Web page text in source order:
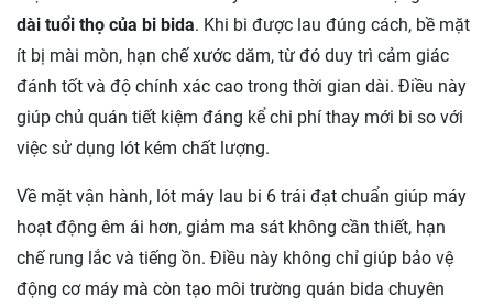
dài tuổi thọ của bi bida. Khi bi được lau đúng cách, bề mặt
ít bị mài mòn, hạn chế xước dăm, từ đó duy trì cảm giác
đánh tốt và độ chính xác cao trong thời gian dài. Điều này
giúp chủ quán tiết kiệm đáng kể chi phí thay mới bi so với
việc sử dụng lót kém chất lượng.
Về mặt vận hành, lót máy lau bi 6 trái đạt chuẩn giúp máy
hoạt động êm ái hơn, giảm ma sát không cần thiết, hạn
chế rung lắc và tiếng ồn. Điều này không chỉ giúp bảo vệ
động cơ máy mà còn tạo môi trường quán bida chuyên